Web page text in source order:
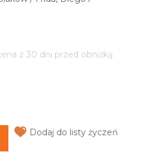
z 30 dni przed obniżką
Dodaj do listy życzeń